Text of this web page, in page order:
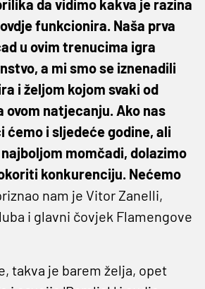
da vidimo kakva je razina
funkcionira. Naša prva
u ovim trenucima igra
a mi smo se iznenadili
i željom kojom svaki od
ovom natjecanju. Ako nas
ćemo i sljedeće godine, ali
momčadi, dolazimo
konkurenciju. Nećemo
nam je Vitor Zanelli,
i glavni čovjek Flamengove
takva je barem želja, opet